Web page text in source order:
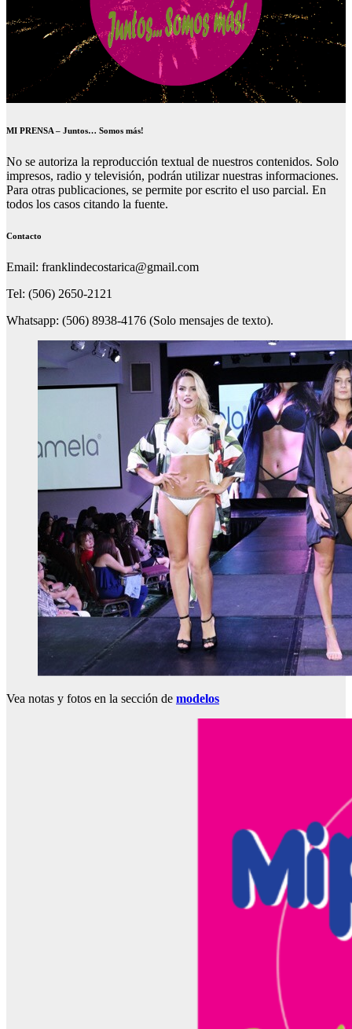
MI PRENSA – Juntos… Somos más!
No se autoriza la reproducción textual de nuestros contenidos. Solo
impresos, radio y televisión, podrán utilizar nuestras informaciones.
Para otras publicaciones, se permite por escrito el uso parcial. En
todos los casos citando la fuente.
Contacto
Email: franklindecostarica@gmail.com
Tel: (506) 2650-2121
Whatsapp: (506) 8938-4176 (Solo mensajes de texto).
Vea notas y fotos en la sección de modelos